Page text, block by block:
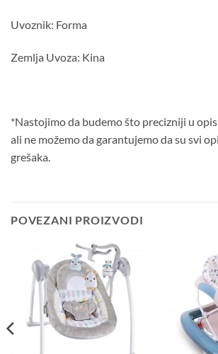
Uvoznik: Forma
Zemlja Uvoza: Kina
*Nastojimo da budemo što precizniji u
ali ne možemo da garantujemo da su svi
grešaka.
POVEZANI PROIZVODI